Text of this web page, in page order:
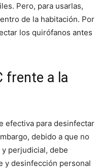
Pero, para usarlas,
de la habitación. Por
los quirófanos antes
frente a la
efectiva para desinfectar
debido a que no
perjudicial, debe
y desinfección personal